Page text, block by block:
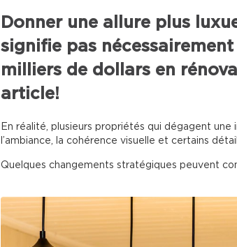
Donner une allure plus
signifie pas
milliers de dollars en
article!
En réalité, plusieurs propriétés qui dégagent
l’ambiance, la cohérence visuelle et certains
Quelques changements stratégiques peuvent